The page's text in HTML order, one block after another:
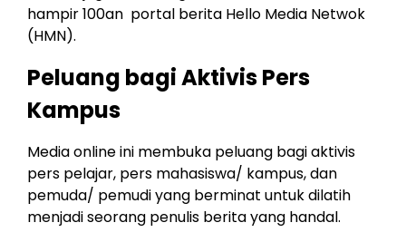
hampir 100an portal berita Hello Media Netwok
(HMN).
Peluang bagi Aktivis Pers
Kampus
Media online ini membuka peluang bagi aktivis
pers pelajar, pers mahasiswa/ kampus, dan
pemuda/ pemudi yang berminat untuk dilatih
menjadi seorang penulis berita yang handal.